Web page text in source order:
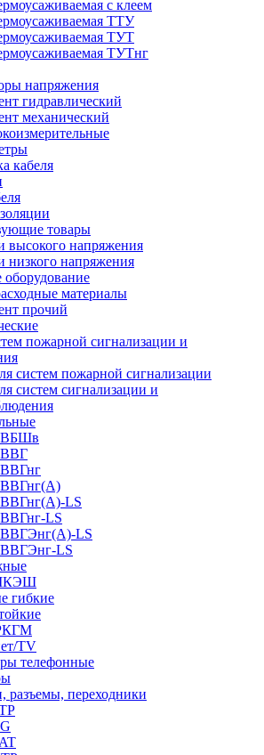
с клеем
ТТУ
ТУТ
ТУТнг
напряжения
гидравлический
механический
кабеля
товары
высокого напряжения
низкого напряжения
оборудование
материалы
прочий
пожарной сигнализации и
систем пожарной сигнализации
систем сигнализации и
LS
LS
LS
LS
гибкие
TV
телефонные
разъемы, переходники